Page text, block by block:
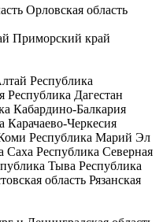
Орловская область
Приморский край
Республика
Республика Дагестан
Кабардино-Балкария
Карачаево-Черкесия
Республика Марий Эл
Саха Республика Северная
Тыва Республика
область Рязанская